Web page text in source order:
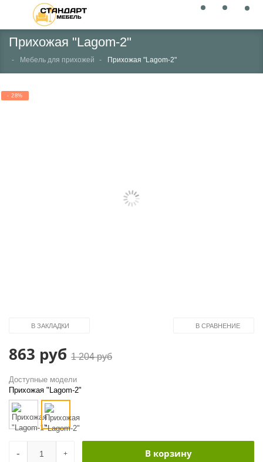
Прихожая "Lagom-2"
Мебель для прихожей Прихожая "Lagom-2"
- 28%
В ЗАКЛАДКИ В СРАВНЕНИЕ
863 руб 1 204 руб
Доступные модели
Прихожая "Lagom-2"
+
- В корзину